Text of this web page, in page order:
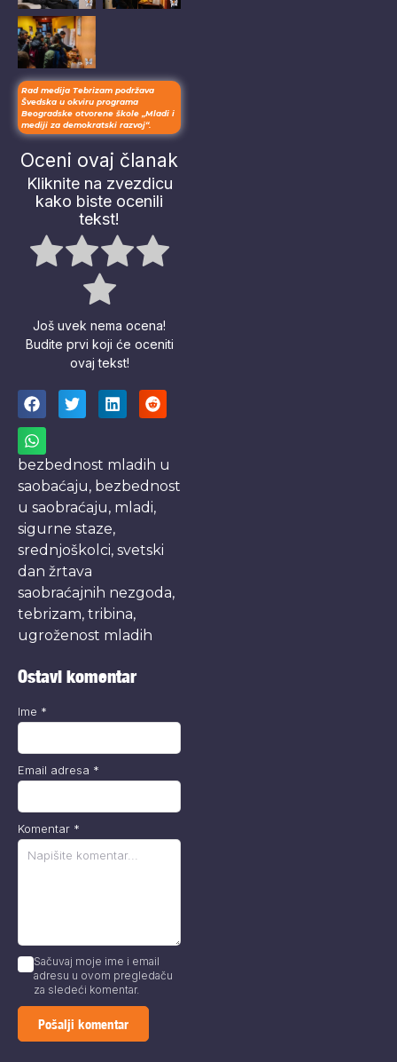
No
Caption
Rad medija Tebrizam podržava
Švedska u okviru programa
Beogradske otvorene škole „Mladi i
mediji za demokratski razvoj“.
Oceni ovaj članak
Kliknite na zvezdicu
kako biste ocenili
tekst!
Još uvek nema ocena!
Budite prvi koji će oceniti
ovaj tekst!
bezbednost mladih u
saobaćaju, bezbednost
u saobraćaju, mladi,
sigurne staze,
srednjoškolci, svetski
dan žrtava
saobraćajnih nezgoda,
tebrizam, tribina,
ugroženost mladih
Ostavi komentar
Komentar *
Ime *
Email adresa *
Sačuvaj moje ime i email
adresu u ovom pregledaču
za sledeći komentar.